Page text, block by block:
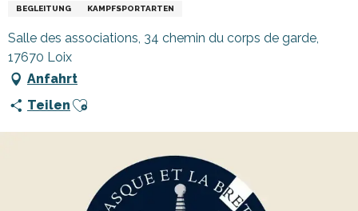
BEGLEITUNG KAMPFSPORTARTEN
Salle des associations, 34 chemin du corps de garde,
17670 Loix
Anfahrt
Teilen Ajouter aux favoris